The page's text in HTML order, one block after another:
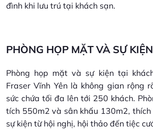
đình khi lưu trú tại khách sạn.
PHÒNG HỌP MẶT VÀ SỰ KIỆN
Phòng họp mặt và sự kiện tại
Fraser Vĩnh Yên là không gian rộng
sức chứa tối đa lên tới 250 khách.
tích 550m2 và sân khấu 130m2, thích
sự kiện từ hội nghị, hội thảo đến tiệc